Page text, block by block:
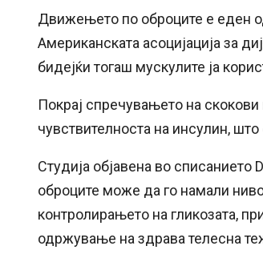
Движењето по оброците е еден
Американската асоцијација за
бидејќи тогаш мускулите ја
Покрај спречувањето на
чувствителноста на инсулин,
Студија објавена во
оброците може да го намали
контролирањето на гликозата,
одржување на здрава телесна